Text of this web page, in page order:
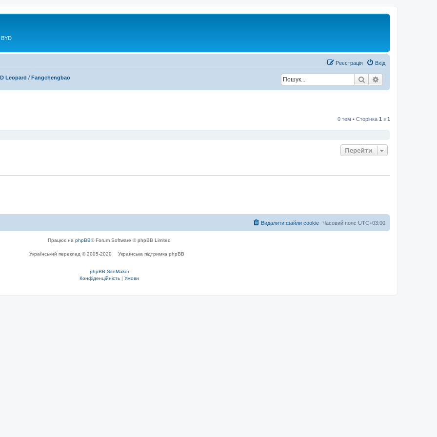
BYD
Вхід
Реєстрація
Leopard / Fangchengbao Пошук
0 тем • Сторінка 1 з 1
Перейти
Часовий пояс UTC+03:00
Видалити файли cookie
Працює на phpBB® Forum Software © phpBB Limited
Український переклад © 2005-2020 Українська підтримка phpBB
phpBB SiteMaker
Конфіденційність | Умови